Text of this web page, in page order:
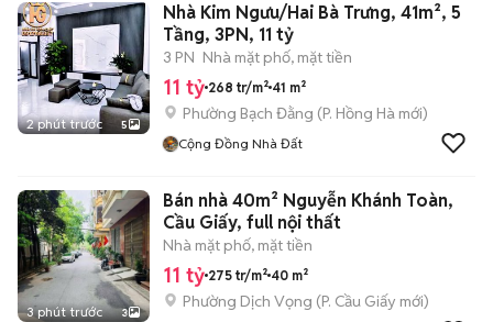
2 phút trước 5
Nhà Kim Ngưu/Hai Bà Trưng, 41m², 5
Tầng, 3PN, 11 tỷ
3 PN Nhà mặt phố, mặt tiền
11 tỷ 268 tr/m² 41 m²
Phường Bạch Đằng (P. Hồng Hà mới)
Cộng Đồng Nhà Đất
3 phút trước 3
Bán nhà 40m² Nguyễn Khánh Toàn,
Cầu Giấy, full nội thất
Nhà mặt phố, mặt tiền
11 tỷ 275 tr/m² 40 m²
Phường Dịch Vọng (P. Cầu Giấy mới)